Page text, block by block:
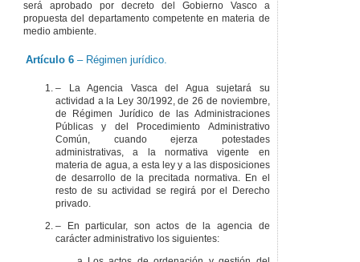
será aprobado por decreto del Gobierno Vasco a
propuesta del departamento competente en materia de
medio ambiente.
Artículo 6 – Régimen jurídico.
– La Agencia Vasca del Agua sujetará su
actividad a la Ley 30/1992, de 26 de noviembre,
de Régimen Jurídico de las Administraciones
Públicas y del Procedimiento Administrativo
Común, cuando ejerza potestades
administrativas, a la normativa vigente en
materia de agua, a esta ley y a las disposiciones
de desarrollo de la precitada normativa. En el
resto de su actividad se regirá por el Derecho
privado.
– En particular, son actos de la agencia de
carácter administrativo los siguientes: